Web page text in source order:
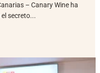
– Canary Wine ha
secreto...